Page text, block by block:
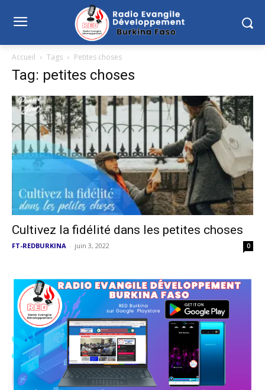
Accueil Tags Petites choses
Tag: petites choses
Cultivez la fidélité dans les petites choses
FT-REDBURKINA - juin 3, 2022 0